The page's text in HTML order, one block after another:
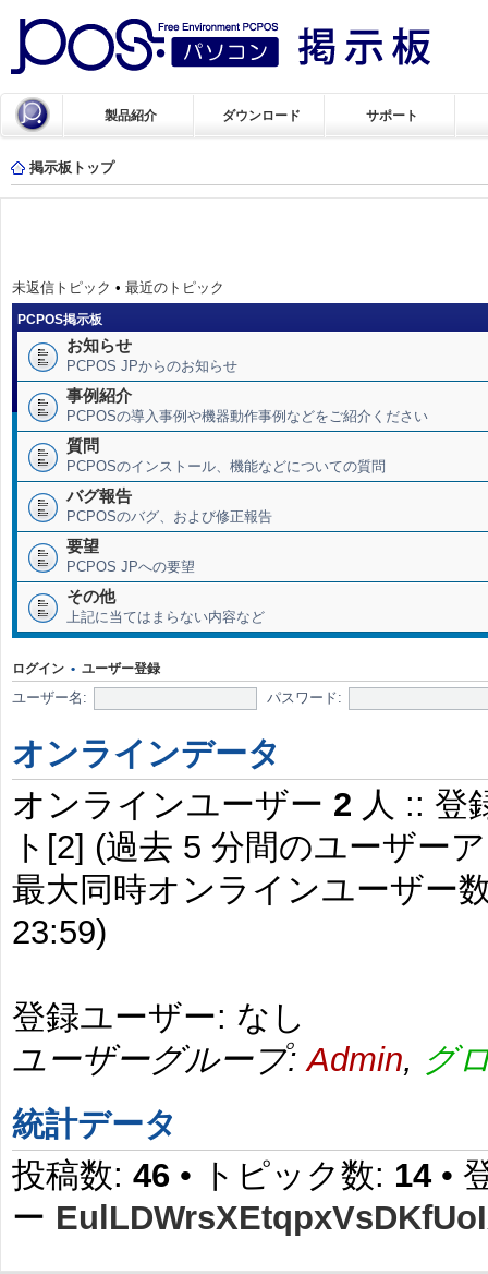
製品紹介 ダウンロード サポート
掲示板トップ
未返信トピック • 最近のトピック
PCPOS掲示板
お知らせ
PCPOS JPからのお知らせ
事例紹介
PCPOSの導入事例や機器動作事例などをご紹介ください
質問
PCPOSのインストール、機能などについての質問
バグ報告
PCPOSのバグ、および修正報告
要望
PCPOS JPへの要望
その他
上記に当てはまらない内容など
ログイン • ユーザー登録
ユーザー名: パスワード:
オンラインデータ
オンラインユーザー 2 人 :: 登
ト[2] (過去 5 分間のユーザー
最大同時オンラインユーザー
23:59)
登録ユーザー: なし
ユーザーグループ:Admin, グ
統計データ
投稿数: 46 • トピック数: 14 •
ー